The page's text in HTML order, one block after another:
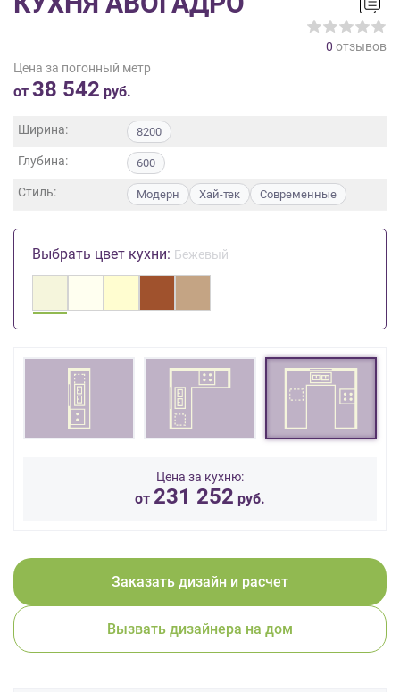
0 отзывов
Цена за погонный метр
от 38 542 руб.
Ширина: 8200
Глубина: 600
Стиль: Модерн Хай-тек Современные
Выбрать цвет кухни: Бежевый
Цена за кухню:
от 231 252 руб.
Заказать дизайн и расчет
Вызвать дизайнера на дом
данных ,
Согласие
обработку
данных
порядке
условиях
персональных